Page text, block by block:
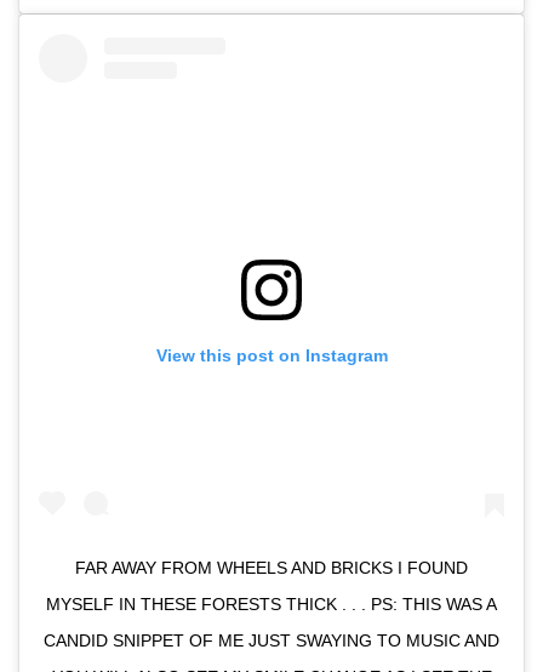
View this post on Instagram
FAR AWAY FROM WHEELS AND BRICKS I FOUND
MYSELF IN THESE FORESTS THICK . . . PS: THIS WAS A
CANDID SNIPPET OF ME JUST SWAYING TO MUSIC AND